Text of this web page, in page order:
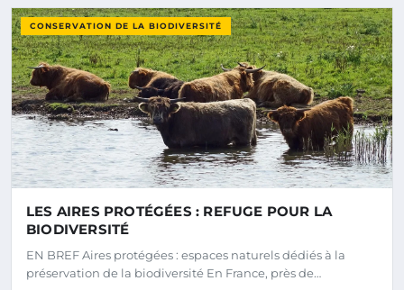
CONSERVATION DE LA BIODIVERSITÉ
LES AIRES PROTÉGÉES : REFUGE POUR LA
BIODIVERSITÉ
EN BREF Aires protégées : espaces naturels dédiés à la
préservation de la biodiversité En France, près de…